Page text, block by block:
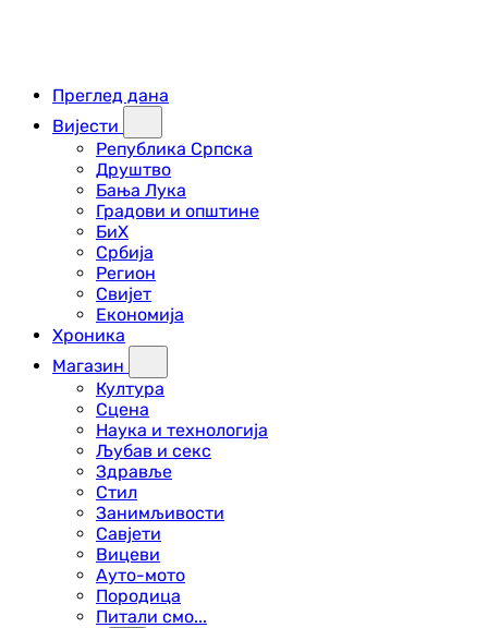
Преглед дана
Вијести
Република Српска
Друштво
Бања Лука
Градови и општине
БиХ
Србија
Регион
Свијет
Економија
Хроника
Магазин
Култура
Сцена
Наука и технологија
Љубав и секс
Здравље
Стил
Занимљивости
Савјети
Вицеви
Ауто-мото
Породица
Питали смо...